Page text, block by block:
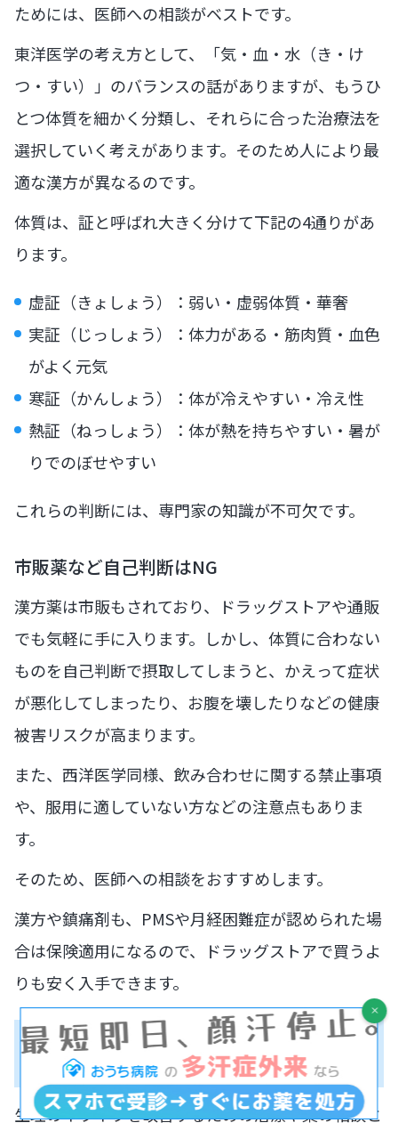
ためには、医師への相談がベストです。
東洋医学の考え方として、「気・血・水（き・け
つ・すい）」のバランスの話がありますが、もうひ
とつ体質を細かく分類し、それらに合った治療法を
選択していく考えがあります。そのため人により最
適な漢方が異なるのです。
体質は、証と呼ばれ大きく分けて下記の4通りがあ
ります。
虚証（きょしょう）：弱い・虚弱体質・華奢
実証（じっしょう）：体力がある・筋肉質・血色
がよく元気
寒証（かんしょう）：体が冷えやすい・冷え性
熱証（ねっしょう）：体が熱を持ちやすい・暑が
りでのぼせやすい
これらの判断には、専門家の知識が不可欠です。
市販薬など自己判断はNG
漢方薬は市販もされており、ドラッグストアや通販
でも気軽に手に入ります。しかし、体質に合わない
ものを自己判断で摂取してしまうと、かえって症状
が悪化してしまったり、お腹を壊したりなどの健康
被害リスクが高まります。
また、西洋医学同様、飲み合わせに関する禁止事項
や、服用に適していない方などの注意点もありま
す。
そのため、医師への相談をおすすめします。
漢方や鎮痛剤も、PMSや月経困難症が認められた場
合は保険適用になるので、ドラッグストアで買うよ
りも安く入手できます。
生理のイライラを改善する薬の相談
は医療機関へ
生理のイライラを改善するための治療や薬の相談と